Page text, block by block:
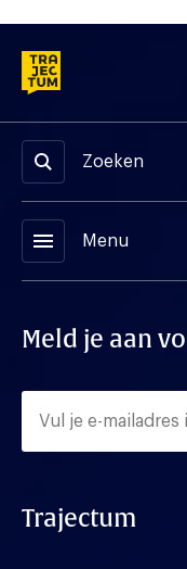
Zoeken
menu Menu
Meld je aan
Trajectum